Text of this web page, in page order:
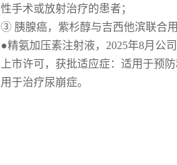
性手术或放射治疗的患者；
③ 胰腺癌，紫杉醇与吉西他滨联合
●精氨加压素注射液，2025年8月公
上市许可，获批适应症：适用于预
用于治疗尿崩症。